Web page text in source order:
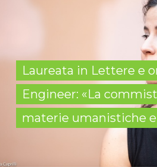
Laureata in Lettere e
Engineer: «La
materie umanistiche